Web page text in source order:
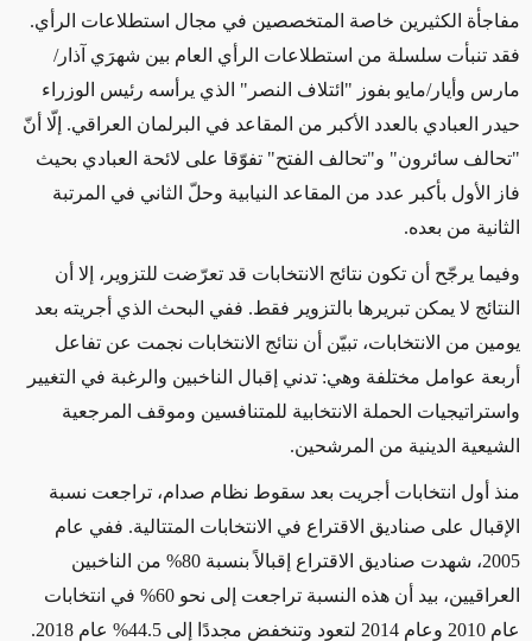
مفاجأة الكثيرين خاصة المتخصصين في مجال استطلاعات الرأي.
فقد تنبأت سلسلة من استطلاعات الرأي العام بين شهرَي آذار/
مارس وأيار/مايو بفوز "ائتلاف النصر" الذي يرأسه رئيس الوزراء
حيدر العبادي بالعدد الأكبر من المقاعد في البرلمان العراقي. إلّا أنّ
"تحالف سائرون" و"تحالف الفتح" تفوّقا على لائحة العبادي بحيث
فاز الأول بأكبر عدد من المقاعد النيابية وحلّ الثاني في المرتبة
الثانية من بعده.
وفيما يرجّح أن تكون نتائج الانتخابات قد تعرّضت للتزوير، إلا أن
النتائج لا يمكن تبريرها بالتزوير فقط. ففي البحث الذي أجريته بعد
يومين من الانتخابات، تبيّن أن نتائج الانتخابات نجمت عن تفاعل
أربعة عوامل مختلفة وهي: تدني إقبال الناخبين والرغبة في التغيير
واستراتيجيات الحملة الانتخابية للمتنافسين وموقف المرجعية
الشيعية الدينية من المرشحين.
منذ أول انتخابات أجريت بعد سقوط نظام صدام، تراجعت نسبة
الإقبال على صناديق الاقتراع في الانتخابات المتتالية. ففي عام
2005، شهدت صناديق الاقتراع إقبالاً بنسبة 80% من الناخبين
العراقيين، بيد أن هذه النسبة تراجعت إلى نحو 60% في انتخابات
عام 2010 وعام 2014 لتعود وتنخفض مجددًا إلى 44.5% عام 2018.